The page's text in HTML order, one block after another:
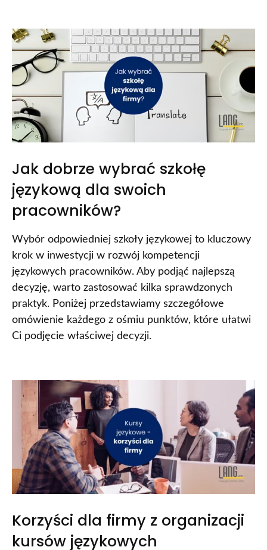
Jak dobrze wybrać szkołę
językową dla swoich
pracowników?
Wybór odpowiedniej szkoły językowej to kluczowy
krok w inwestycji w rozwój kompetencji
językowych pracowników. Aby podjąć najlepszą
decyzję, warto zastosować kilka sprawdzonych
praktyk. Poniżej przedstawiamy szczegółowe
omówienie każdego z ośmiu punktów, które ułatwi
Ci podjęcie właściwej decyzji.
Korzyści dla firmy z organizacji
kursów językowych